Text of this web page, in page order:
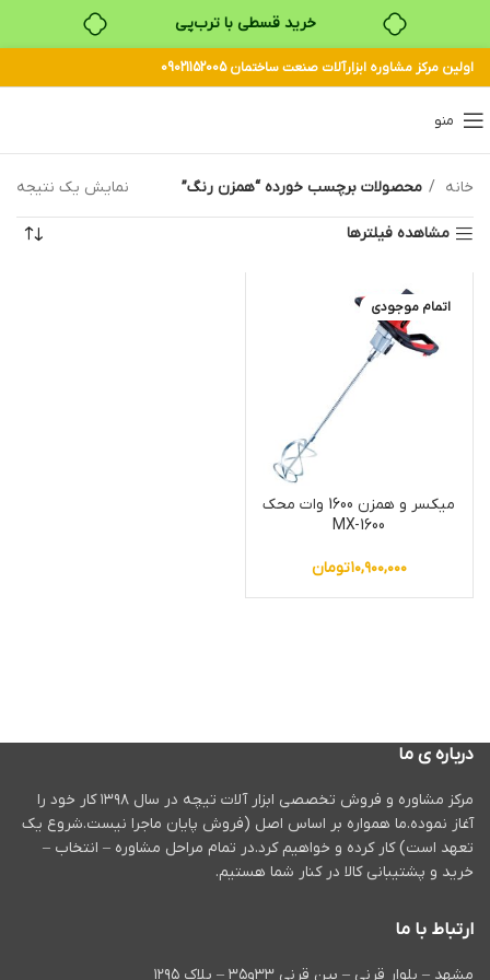
خرید قسطی با ترب‌پی
اولین مرکز مشاوره ابزارآلات صنعت ساختمان 09021152005
منو
خانه محصولات برچسب خورده “همزن رنگ” نمایش یک نتیجه
مشاهده فیلترها
اتمام موجودی
میکسر و همزن 1600 وات محک
MX-1600
۱۰,۹۰۰,۰۰۰تومان
درباره ی ما
مرکز مشاوره و فروش تخصصی ابزار آلات تیچه در سال ۱۳۹۸ کار خود را
آغاز نموده.ما همواره بر اساس اصل (فروش پایان ماجرا نیست.شروع یک
تعهد است) کار کرده و خواهیم کرد.در تمام مراحل مشاوره – انتخاب –
خرید و پشتیبانی کالا در کنار شما هستیم.
ارتباط با ما
مشهد – بلوار قرنی – بین قرنی ۳۳و۳۵ – پلاک ۱۲۹۵